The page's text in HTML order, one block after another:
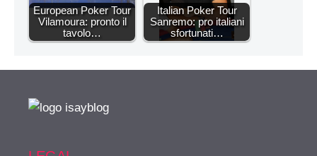
European Poker Tour
Vilamoura: pronto il
tavolo…
Italian Poker Tour
Sanremo: pro italiani
sfortunati…